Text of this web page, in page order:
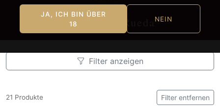
JA, ICH BIN ÜBER
18
NEIN
Weine aus Rueda
Filter anzeigen
21 Produkte Filter entfernen